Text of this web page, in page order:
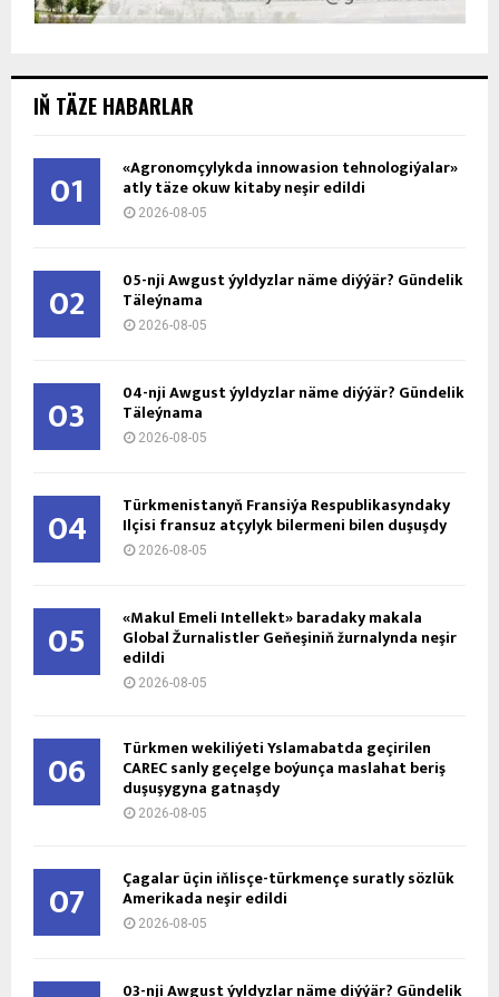
IŇ TÄZE HABARLAR
01 «Agronomçylykda innowasion tehnologiýalar»
atly täze okuw kitaby neşir edildi
2026-08-05
02 05-nji Awgust ýyldyzlar näme diýýär? Gündelik
Täleýnama
2026-08-05
03 04-nji Awgust ýyldyzlar näme diýýär? Gündelik
Täleýnama
2026-08-05
04 Türkmenistanyň Fransiýa Respublikasyndaky
Ilçisi fransuz atçylyk bilermeni bilen duşuşdy
2026-08-05
05 «Makul Emeli Intellekt» baradaky makala
Global Žurnalistler Geňeşiniň žurnalynda neşir
edildi
2026-08-05
06 Türkmen wekiliýeti Yslamabatda geçirilen
CAREC sanly geçelge boýunça maslahat beriş
duşuşygyna gatnaşdy
2026-08-05
07 Çagalar üçin iňlisçe-türkmençe suratly sözlük
Amerikada neşir edildi
2026-08-05
03-nji Awgust ýyldyzlar näme diýýär? Gündelik